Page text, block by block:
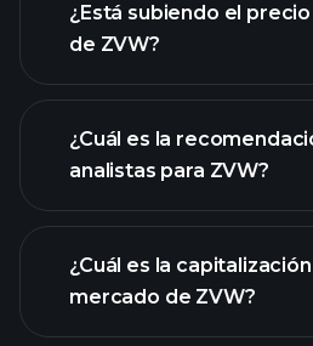
¿Está subiendo el
de ZVW?
¿Cuál es la
analistas para ZVW?
¿Cuál es la
mercado de ZVW?